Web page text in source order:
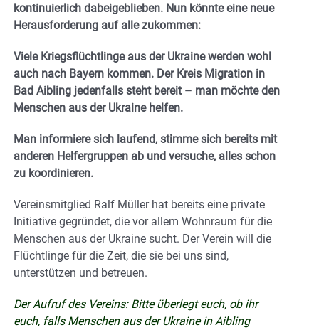
kontinuierlich dabeigeblieben. Nun könnte eine neue
Herausforderung auf alle zukommen:
Viele Kriegsflüchtlinge aus der Ukraine werden wohl
auch nach Bayern kommen. Der Kreis Migration in
Bad Aibling jedenfalls steht bereit – man möchte den
Menschen aus der Ukraine helfen.
Man informiere sich laufend, stimme sich bereits mit
anderen Helfergruppen ab und versuche, alles schon
zu koordinieren.
Vereinsmitglied Ralf Müller hat bereits eine private
Initiative gegründet, die vor allem Wohnraum für die
Menschen aus der Ukraine sucht. Der Verein will die
Flüchtlinge für die Zeit, die sie bei uns sind,
unterstützen und betreuen.
Der Aufruf des Vereins: Bitte überlegt euch, ob ihr
euch, falls Menschen aus der Ukraine in Aibling